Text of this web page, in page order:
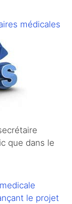
médicales
que dans le
le projet